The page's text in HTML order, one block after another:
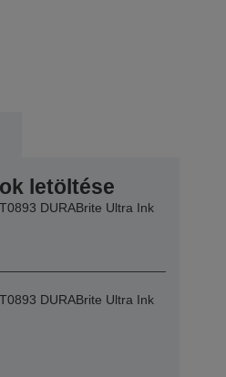
letöltése
DURABrite Ultra Ink
DURABrite Ultra Ink